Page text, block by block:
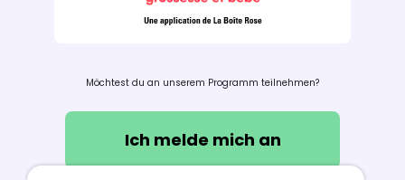
Möchtest du an unserem Programm teilnehmen?
Ich melde mich an